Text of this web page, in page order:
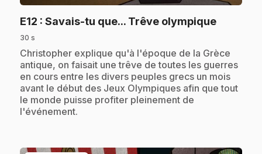
E12 : Savais-tu que... Trêve olympique.
30 s
.Christopher explique qu'à l'époque de la Grèce
antique, on faisait une trêve de toutes les guerres
en cours entre les divers peuples grecs un mois
avant le début des Jeux Olympiques afin que tout
le monde puisse profiter pleinement de
l'événement.